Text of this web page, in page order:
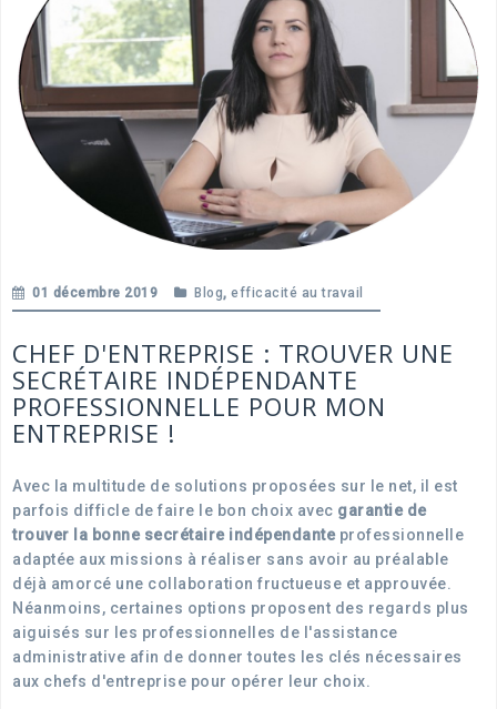
01 décembre 2019 Blog, efficacité au travail
CHEF D'ENTREPRISE : TROUVER UNE
SECRÉTAIRE INDÉPENDANTE
PROFESSIONNELLE POUR MON
ENTREPRISE !
Avec la multitude de solutions proposées sur le net, il est
parfois difficle de faire le bon choix avec garantie de
trouver la bonne secrétaire indépendanteprofessionnelle
adaptée aux missions à réaliser sans avoir au préalable
déjà amorcé une collaboration fructueuse et approuvée.
Néanmoins, certaines options proposent des regards plus
aiguisés sur les professionnelles de l'assistance
administrative afin de donner toutes les clés nécessaires
aux chefs d'entreprise pour opérer leur choix.